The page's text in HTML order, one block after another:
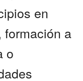
en
formación a
o